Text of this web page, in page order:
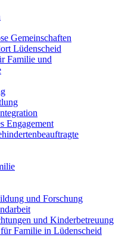
Gemeinschaften
Lüdenscheid
Familie und
Engagement
und Forschung
und Kinderbetreuung
Familie in Lüdenscheid